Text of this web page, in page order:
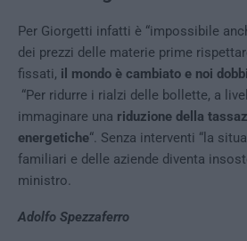
Per Giorgetti infatti è “impossibile
dei prezzi delle materie prime
fissati, il mondo è cambiato e noi
“Per ridurre i rialzi delle bollette, a
immaginare una riduzione della
energetiche“. Senza interventi “la
familiari e delle aziende diventa
ministro.
Adolfo Spezzaferro